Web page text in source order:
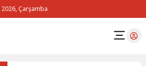
Çarşamba